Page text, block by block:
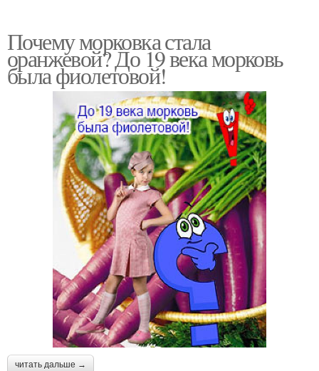
Почему морковка стала
оранжевой? До 19 века морковь
была фиолетовой!
читать дальше →